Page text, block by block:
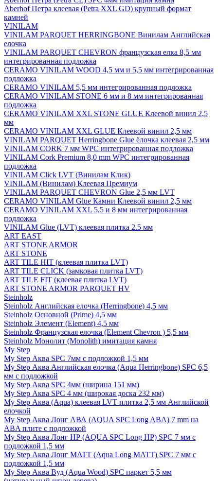
Aberhof Петра клеевая (Petra XXL GD) крупный формат
камней
VINILAM
VINILAM PARQUET HERRINGBONE Винилам Английская
елочка
VINILAM PARQUET CHEVRON французская елка 8,5 мм
интегрированная подложка
CERAMO VINILAM WOOD 4,5 мм и 5,5 мм интегрированная
подложка
CERAMO VINILAM 5,5 мм интегрированная подложка
CERAMO VINILAM STONE 6 мм и 8 мм интегрированная
подложка
CERAMO VINILAM XXL STONE GLUE Клеевой винил 2,5
мм
CERAMO VINILAM XXL GLUE Клеевой винил 2,5 мм
VINILAM PARQUET Herringbone Glue ёлочка клеевая 2,5 мм
VINILAM CORK 7 мм WPC интегрированная подложка
VINILAM Cork Premium 8,0 mm WPC интегрированная
подложка
VINILAM Click LVT (Винилам Клик)
VINILAM (Винилам) Клеевая Премиум
VINILAM PARQUET CHEVRON Glue 2,5 мм LVT
CERAMO VINILAM Glue Камни Клеевой винил 2,5 мм
CERAMO VINILAM XXL 5,5 и 8 мм интегрированная
подложка
VINILAM Glue (LVT) клеевая плитка 2.5 мм
ART EAST
ART STONE ARMOR
ART STONE
ART TILE HIT (клеевая плитка LVT)
ART TILE CLICK (замковая плитка LVT)
ART TILE FIT (клеевая плитка LVT)
ART STONE ARMOR PARQUET HV
Steinholz
Steinholz Английская елочка (Herringbone) 4,5 мм
Steinholz Основной (Prime) 4,5 мм
Steinholz Элемент (Element) 4,5 мм
Steinholz Французская елочка (Element Chevron ) 5,5 мм
Steinholz Монолит (Monolith) имитация камня
My Step
My Step Аква SPC 7мм c подложкой 1,5 мм
My Step Аква Английская елочка (Aqua Herringbone) SPC 6,5
мм с подложкой
My Step Аква SPC 4мм (ширина 151 мм)
My Step Аква SPC 4 мм (широкая доска 232 мм)
My Step Аква (Aqua) клеевая LVT плитка 2,5 мм Английской
елочкой
My Step Аква Лонг АВА (AQUA SPC Long ABA) 7 mm на
ABA плите с подложкой
My Step Аква Лонг НР (AQUA SPC Long HP) SPC 7 мм с
подложкой 1,5 мм
My Step Аква Лонг MATT (Aqua Long MATT) SPC 7 мм с
подложкой 1,5 мм
My Step Аква Вуд (Aqua Wood) SPC паркет 5,5 мм